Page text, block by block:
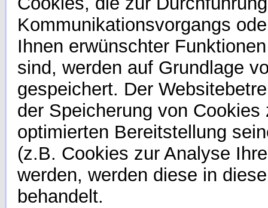
Kommunikationsvorgangs
Ihnen erwünschter
sind, werden auf Grundlage
gespeichert. Der
der Speicherung von
optimierten Bereitstellung
(z.B. Cookies zur Analyse
werden, werden diese in
behandelt.